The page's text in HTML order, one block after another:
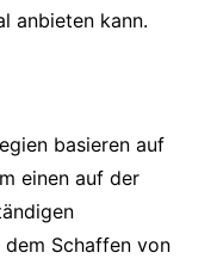
anbieten kann.
basieren auf
einen auf der
Schaffen von